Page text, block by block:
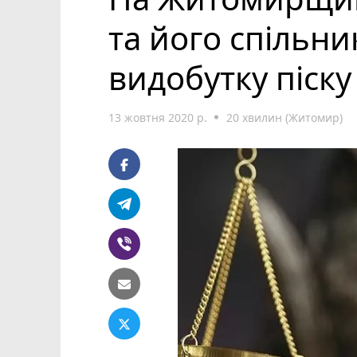
та його
видобутку
13 жовтня 2020 р. 20 хвилин (Житомир)